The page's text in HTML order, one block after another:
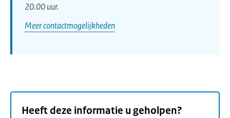
20.00 uur.
Meer contactmogelijkheden
Heeft deze informatie u geholpen?